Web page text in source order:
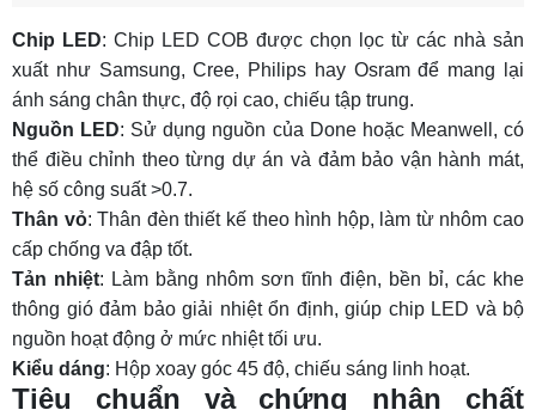
Chip LED: Chip LED COB được chọn lọc từ các nhà sản
xuất như Samsung, Cree, Philips hay Osram để mang lại
ánh sáng chân thực, độ rọi cao, chiếu tập trung.
Nguồn LED: Sử dụng nguồn của Done hoặc Meanwell, có
thể điều chỉnh theo từng dự án và đảm bảo vận hành mát,
hệ số công suất >0.7.
Thân vỏ: Thân đèn thiết kế theo hình hộp, làm từ nhôm cao
cấp chống va đập tốt.
Tản nhiệt: Làm bằng nhôm sơn tĩnh điện, bền bỉ, các khe
thông gió đảm bảo giải nhiệt ổn định, giúp chip LED và bộ
nguồn hoạt động ở mức nhiệt tối ưu.
Kiểu dáng: Hộp xoay góc 45 độ, chiếu sáng linh hoạt.
Tiêu chuẩn và chứng nhận chất